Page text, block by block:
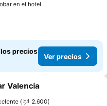
en el hotel
precios
Ver precios
a favoritos
Valencia
2.600